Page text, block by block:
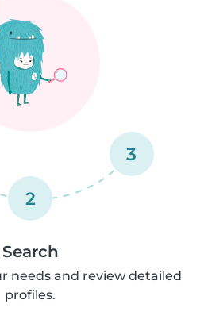
2
3
Search
needs and review detailed
profiles.